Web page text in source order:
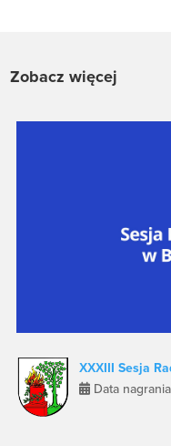
Zobacz więcej
XXXIII Sesja
Data